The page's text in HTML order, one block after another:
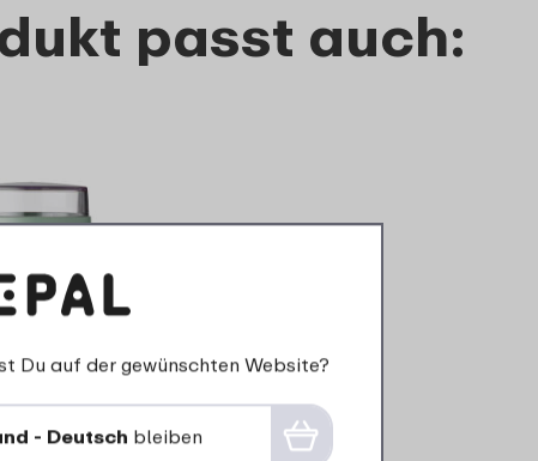
passt auch:
Ellipse Fruitpot - Nordic
Du auf der gewünschten Website?
- Deutsch bleiben